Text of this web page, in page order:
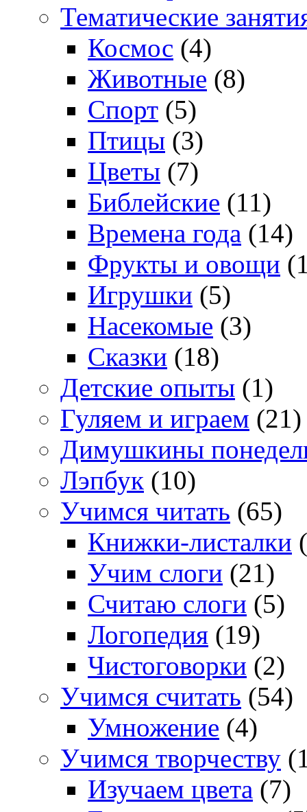
Тематические
Космос (4)
Животные (8)
Спорт (5)
Птицы (3)
Цветы (7)
Библейские (11)
Времена года (14)
Фрукты и овощи
Игрушки (5)
Насекомые (3)
Сказки (18)
Детские опыты (1)
Гуляем и играем (21)
Димушкины
Лэпбук (10)
Учимся читать (65)
Книжки-листалки
Учим слоги (21)
Считаю слоги (5)
Логопедия (19)
Чистоговорки (2)
Учимся считать (54)
Умножение (4)
Учимся творчеству
Изучаем цвета (7)